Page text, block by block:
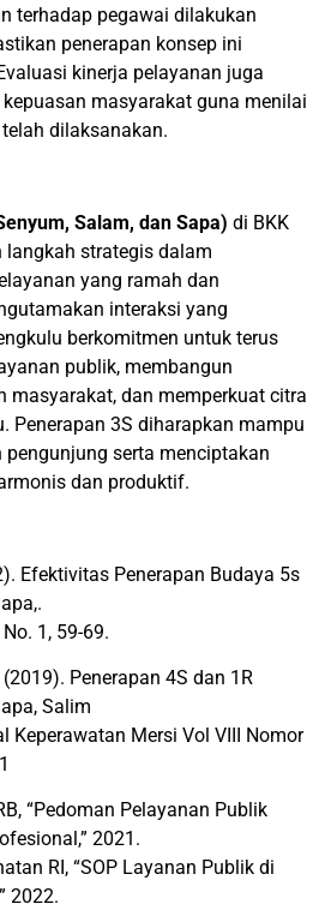
terhadap pegawai dilakukan
penerapan konsep ini
kinerja pelayanan juga
masyarakat guna menilai
dilaksanakan.
Salam, dan Sapa) di BKK
langkah strategis dalam
yang ramah dan
interaksi yang
berkomitmen untuk terus
publik, membangun
masyarakat, dan memperkuat citra
Penerapan 3S diharapkan mampu
serta menciptakan
dan produktif.
Efektivitas Penerapan Budaya 5s
1, 59-69.
Penerapan 4S dan 1R
Salim
Keperawatan Mersi Vol VIII Nomor
“Pedoman Pelayanan Publik
2021.
RI, “SOP Layanan Publik di
2022.